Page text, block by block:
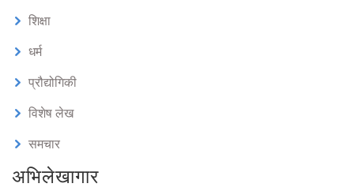
शिक्षा
धर्म
प्रौद्योगिकी
विशेष लेख
समचार
अभिलेखागार